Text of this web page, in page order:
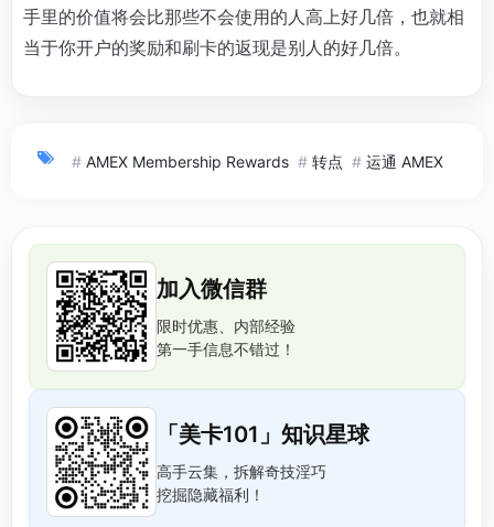
手里的价值将会比那些不会使用的人高上好几倍，也就相
当于你开户的奖励和刷卡的返现是别人的好几倍。
# AMEX Membership Rewards # 转点 # 运通 AMEX
加入微信群
限时优惠、内部经验
第一手信息不错过！
「美卡101」知识星球
高手云集，拆解奇技淫巧
挖掘隐藏福利！